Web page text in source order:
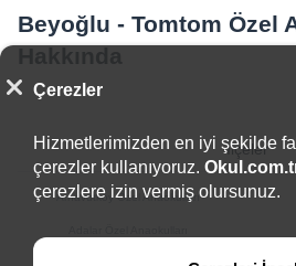
Beyoğlu - Tomtom Özel
İlçeler
Arnavutköy Özel Anaokulları
Bağcılar Özel Anaokulları
Çerezler
Hizmetlerimizden en iyi şekilde
çerezler kullanıyoruz.
çerezlere izin vermiş olursunuz.